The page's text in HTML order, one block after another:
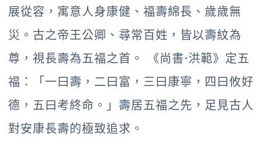
展從容，寓意人身康健、福壽綿長、歲歲無
災。古之帝王公卿、尋常百姓，皆以壽紋為
尊，視長壽為五福之首。 《尚書·洪範》定五
福：「一曰壽，二曰富，三曰康寧，四曰攸好
德，五曰考終命。」壽居五福之先，足見古人
對安康長壽的極致追求。